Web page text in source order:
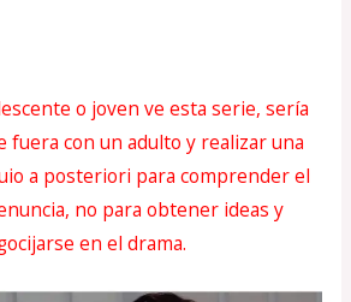
o joven ve esta serie, sería
fuera con un adulto y realizar una
a posteriori para comprender el
no para obtener ideas y
en el drama.